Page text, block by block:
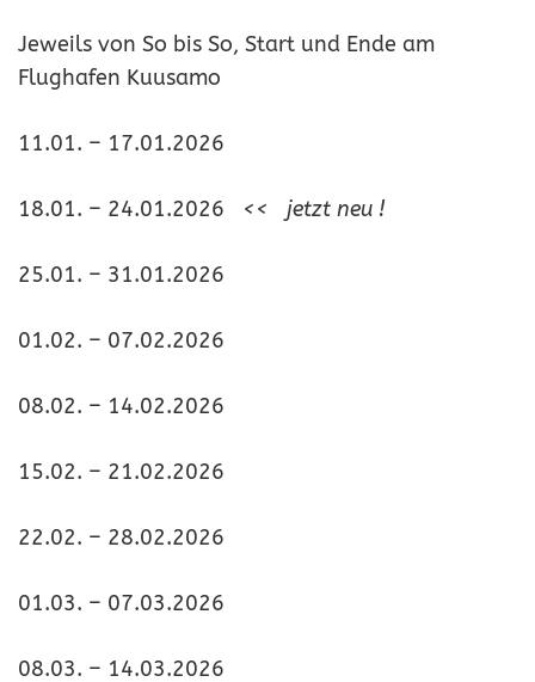
Jeweils von So bis So, Start und Ende am
Flughafen Kuusamo
11.01. – 17.01.2026
18.01. – 24.01.2026 << jetzt neu !
25.01. – 31.01.2026
01.02. – 07.02.2026
08.02. – 14.02.2026
15.02. – 21.02.2026
22.02. – 28.02.2026
01.03. – 07.03.2026
08.03. – 14.03.2026